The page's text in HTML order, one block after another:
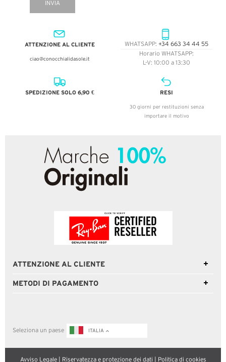
INVIA
ATTENZIONE AL CLIENTE
ciao@conocchialidasole.it
WHATSAPP: +34 663 34 44 55
Horario WHATSAPP:
L-V: 10:00 a 13:30
SPEDIZIONE SOLO 6,90 € RESI
30 giorni per restituzioni senza
importare il motivo
ATTENZIONE AL CLIENTE
METODI DI PAGAMENTO
Seleziona un paese ITALIA
Avviso Legale| Riservatezza e protezione dei dati Politica di cookies